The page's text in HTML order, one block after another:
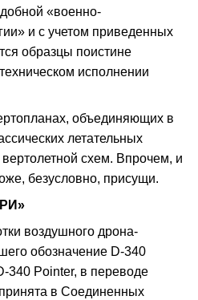
«военно-
и с учетом приведенных
образцы поистине
исполнении
объединяющих в
летательных
схем. Впрочем, и
безусловно, присущи.
воздушного дрона-
обозначение D-340
340 Pointer, в переводе
в Соединенных